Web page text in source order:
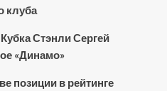
клуба
Стэнли Сергей
«Динамо»
позиции в рейтинге